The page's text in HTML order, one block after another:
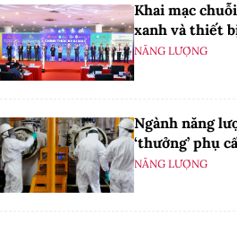
Khai mạc
xanh và thiết
NĂNG LƯỢNG
Ngành năng
‘thưởng’ phụ
NĂNG LƯỢNG